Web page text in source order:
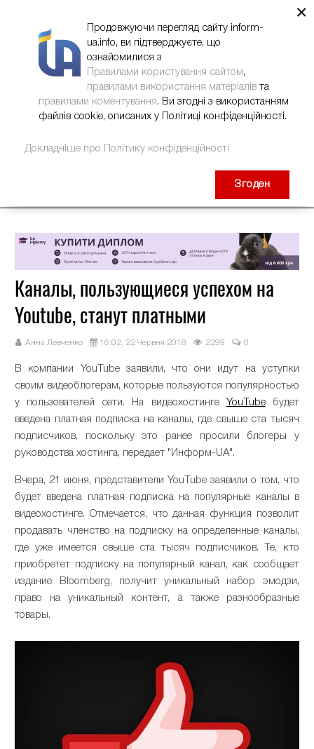
Каналы, пользующиеся успехом на
Youtube, станут платными
Анна Левченко 16:02, 22 Червня 2018 2299 0
В компании YouTube заявили, что они идут на уступки
своим видеоблогерам, которые пользуются популярностью
у пользователей сети. На видеохостинге YouTubeбудет
введена платная подписка на каналы, где свыше ста тысяч
подписчиков, поскольку это ранее просили блогеры у
руководства хостинга, передает "Информ-UA".
Вчера, 21 июня, представители YouTube заявили о том, что
будет введена платная подписка на популярные каналы в
видеохостинге. Отмечается, что данная функция позволит
продавать членство на подписку на определенные каналы,
где уже имеется свыше ста тысяч подписчиков. Те, кто
приобретет подписку на популярный канал, как сообщает
издание Bloomberg, получит уникальный набор эмодзи,
право на уникальный контент, а также разнообразные
товары.
×
Продовжуючи перегляд сайту inform-
ua.info, ви підтверджуєте, що
ознайомилися з
Правилами користування сайтом,
правилами використання матеріалів та
правилами коментування. Ви згодні з використанням
файлів cookie, описаних у Політиці конфіденційності.
Докладніше про Політику конфіденційності
Згоден